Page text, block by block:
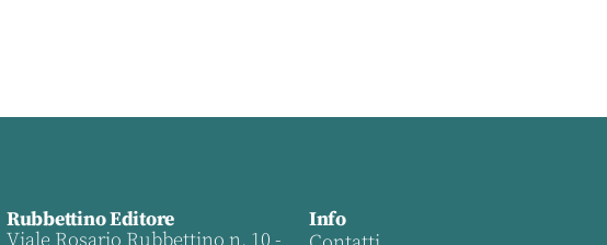
Rubbettino Editore
Viale Rosario Rubbettino n. 10 -
Info